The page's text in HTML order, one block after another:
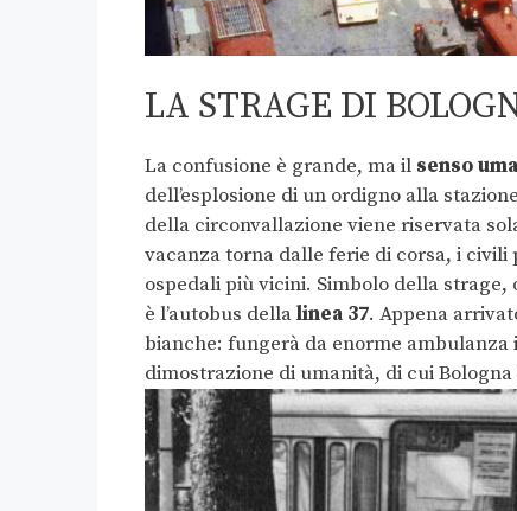
LA STRAGE DI
La confusione è grande, ma il senso
dell’esplosione di un ordigno alla
della circonvallazione viene riservata
vacanza torna dalle ferie di corsa, i
ospedali più vicini. Simbolo della
è l’autobus dellalinea 37. Appena
bianche: fungerà da enorme
dimostrazione di umanità, di cui Bologna